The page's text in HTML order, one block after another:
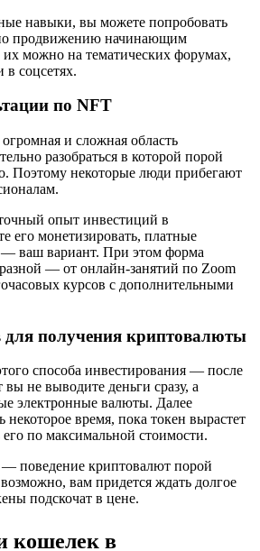
навыки, вы можете попробовать
продвижению начинающим
их можно на тематических форумах,
соцсетях.
по NFT
и сложная область
разобраться в которой порой
Поэтому некоторые люди прибегают
опыт инвестиций в
его монетизировать, платные
— ваш вариант. При этом форма
— от онлайн-занятий по Zoom
курсов с дополнительными
для получения криптовалюты
способа инвестирования — после
не выводите деньги сразу, а
электронные валюты. Далее
некоторое время, пока токен вырастет
по максимальной стоимости.
поведение криптовалют порой
вам придется ждать долгое
подскочат в цене.
кошелек в